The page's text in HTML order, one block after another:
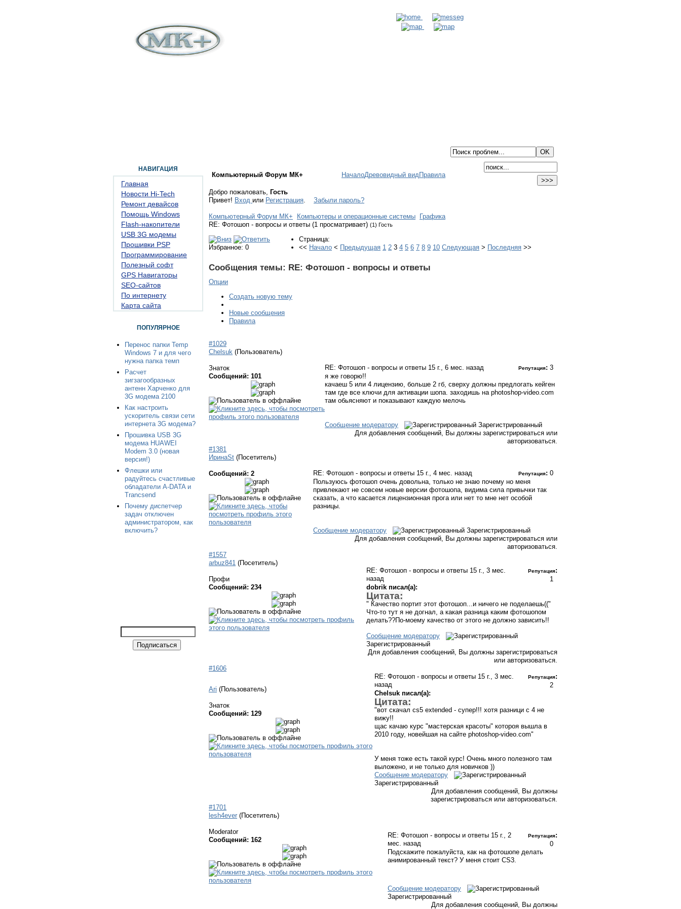
НАВИГАЦИЯ
Главная
Новости Hi-Tech
Ремонт девайсов
Помощь Windows
Flash-накопители
USB 3G модемы
Прошивки PSP
Программирование
Полезный софт
GPS Навигаторы
SEO-сайтов
По интернету
Карта сайта
ПОПУЛЯРНОЕ
Перенос папки Temp
Windows 7 и для чего
нужна папка темп
Расчет
зигзагообразных
антенн Харченко для
3G модема 2100
Как настроить
ускоритель связи сети
интернета 3G модема?
Прошивка USB 3G
модема HUAWEI
Modem 3.0 (новая
версия!)
Флешки или
радуйтесь счастливые
обладатели A-DATA и
Trancsend
Почему диспетчер
задач отключен
администратором, как
включить?
Компьютерный Форум МК+ НачалоДревовидный видПравила
Добро пожаловать, Гость
Привет! Вход или Регистрация. Забыли пароль?
Компьютерный Форум МК+ Компьютеры и операционные системы
Графика
RE: Фотошоп - вопросы и ответы (1 просматривает) (1) Гость
Избранное: 0
Страница:
<< Начало < Предыдущая 1 2 3 4 5 6 7 8 9 10 Следующая > Последняя >>
Сообщения темы: RE: Фотошоп - вопросы и ответы
Опции
Создать новую тему
Новые сообщения
Правила
#1029
Chelsuk (Пользователь)
Знаток
Сообщений: 101
RE: Фотошоп - вопросы и ответы 15 г., 6 мес. назад Репутация: 3
я же говорю!!
качаеш 5 или 4 лицензию, больше 2 гб, сверху должны предлогать кейген
там где все ключи для активации шопа. заходишь на photoshop-video.com
там обьясняют и показывают каждую мелочь
Сообщение модератору
Зарегистрированный
Для добавления сообщений, Вы должны зарегистрироваться или
авторизоваться.
#1381
ИринаSt (Посетитель)
Сообщений: 2 RE: Фотошоп - вопросы и ответы 15 г., 4 мес. назад Репутация: 0
Пользуюсь фотошоп очень довольна, только не знаю почему но меня
привлекают не совсем новые версии фотошопа, видима сила привычки так
сказать, а что касается лицензионная прога или нет то мне нет особой
разницы.
Сообщение модератору
Зарегистрированный
Для добавления сообщений, Вы должны зарегистрироваться или
авторизоваться.
#1557
arbuz841 (Посетитель)
Профи
Сообщений: 234
RE: Фотошоп - вопросы и ответы 15 г., 3 мес.
назад
Репутация:
1
dobrik писал(а):
Цитата:
" Качество портит этот фотошоп...и ничего не поделаешь(("
Что-то тут я не догнал, а какая разница каким фотошопом
делать??По-моему качество от этого не должно зависить!!
Сообщение модератору
Зарегистрированный
Для добавления сообщений, Вы должны зарегистрироваться
или авторизоваться.
#1606
Ari (Пользователь)
Знаток
Сообщений: 129
RE: Фотошоп - вопросы и ответы 15 г., 3 мес.
назад
Репутация:
2
Chelsuk писал(а):
Цитата:
"вот скачал cs5 extended - супер!!! хотя разници с 4 не
вижу!!
щас качаю курс "мастерская красоты" котороя вышла в
2010 году, новейшая на сайте photoshop-video.com"
У меня тоже есть такой курс! Очень много полезного там
выложено, и не только для новичков ))
Сообщение модератору
Зарегистрированный
Для добавления сообщений, Вы должны
зарегистрироваться или авторизоваться.
#1701
lesh4ever (Посетитель)
Moderator
Сообщений: 162
RE: Фотошоп - вопросы и ответы 15 г., 2
мес. назад
Репутация:
0
Подскажите пожалуйста, как на фотошопе делать
анимированный текст? У меня стоит CS3.
Сообщение модератору
Зарегистрированный
Для добавления сообщений, Вы должны